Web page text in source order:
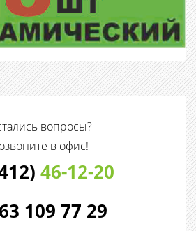
вопросы?
в офис!
46-12-20
109 77 29